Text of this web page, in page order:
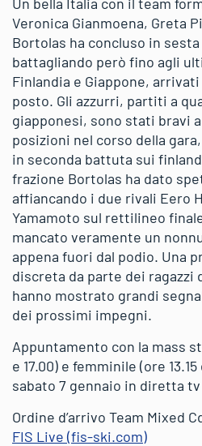
Veronica Gianmoena, Greta
Bortolas ha concluso in
battagliando però fino agli
Finlandia e Giappone,
posto. Gli azzurri, partiti a
giapponesi, sono stati bravi
posizioni nel corso della
in seconda battuta sui
frazione Bortolas ha dato
affiancando i due rivali Eero
Yamamoto sul rettilineo
mancato veramente un
appena fuori dal podio. Una
discreta da parte dei ragazzi
hanno mostrato grandi
dei prossimi impegni.
Appuntamento con la mass
e 17.00) e femminile (ore
sabato 7 gennaio in diretta
Ordine d’arrivo Team Mixed
FIS Live (fis-ski.com)